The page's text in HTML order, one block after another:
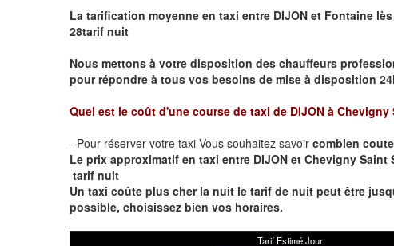
La tarification moyenne en taxi entre DIJON et Fontaine
28tarif nuit
Nous mettons à votre disposition des chauffeurs
pour répondre à tous vos besoins de mise à disposition
Quel est le coût d'une course de taxi de DIJON à Chevigny
- Pour réserver votre taxi Vous souhaitez savoir combien
Le prix approximatif en taxi entre DIJON et Chevigny
tarif nuit
Un taxi coûte plus cher la nuit le tarif de nuit peut être
possible, choisissez bien vos horaires.
Tarif Estimé Jour